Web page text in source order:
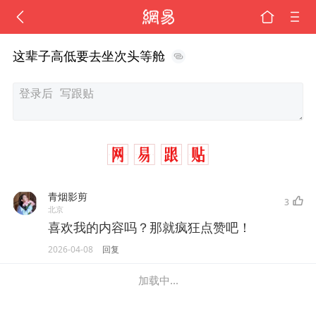
这辈子高低要去坐次头等舱
青烟影剪
北京
3
喜欢我的内容吗？那就疯狂点赞吧！
2026-04-08 回复
加载中...